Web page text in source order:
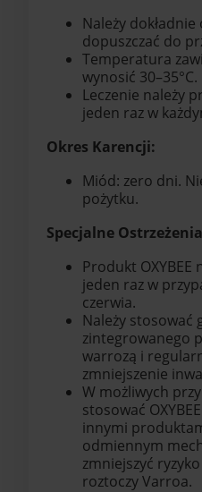
Należy
dopuszczać do
Temperatura
wynosić 30–35°C.
Leczenie należy
jeden raz w
Okres Karencji:
Miód: zero dni.
pożytku.
Specjalne
Produkt
jeden raz w
czerwia.
Należy stosować
zintegrowanego
warrozą i
zmniejszenie
W możliwych
stosować
innymi
odmiennym
zmniejszyć
roztoczy Varroa.